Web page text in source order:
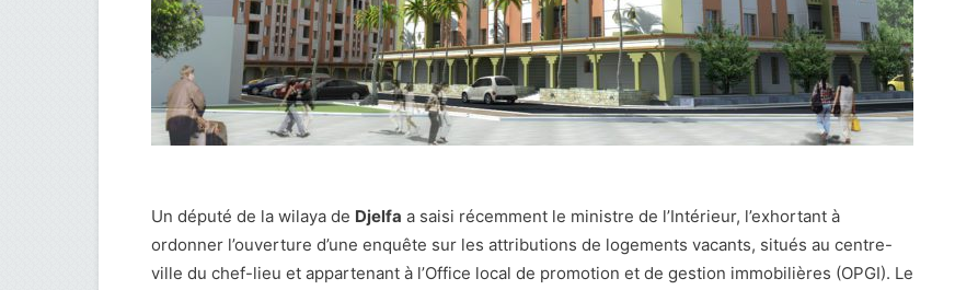
Un député de la wilaya de Djelfa a saisi récemment le ministre de l’Intérieur, l’exhortant à
ordonner l’ouverture d’une enquête sur les attributions de logements vacants, situés au centre-
ville du chef-lieu et appartenant à l’Office local de promotion et de gestion immobilières (OPGI). Le